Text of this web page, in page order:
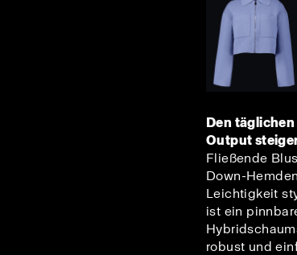
Den
Output
Fließende
Down-
Leichtigkeit
ist ein
robust und